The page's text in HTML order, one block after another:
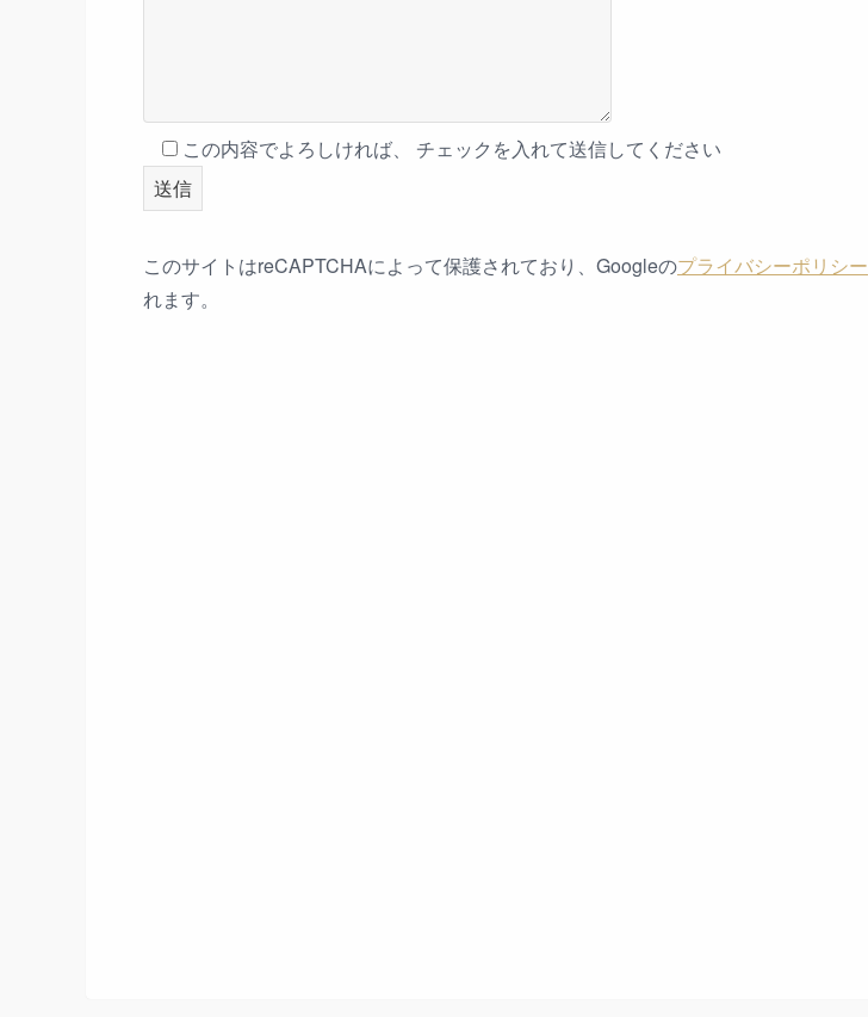
この内容でよろしければ、 チェックを入れて送信してください
このサイトはreCAPTCHAによって保護されており、Googleのプライバシーポリシー
れます。